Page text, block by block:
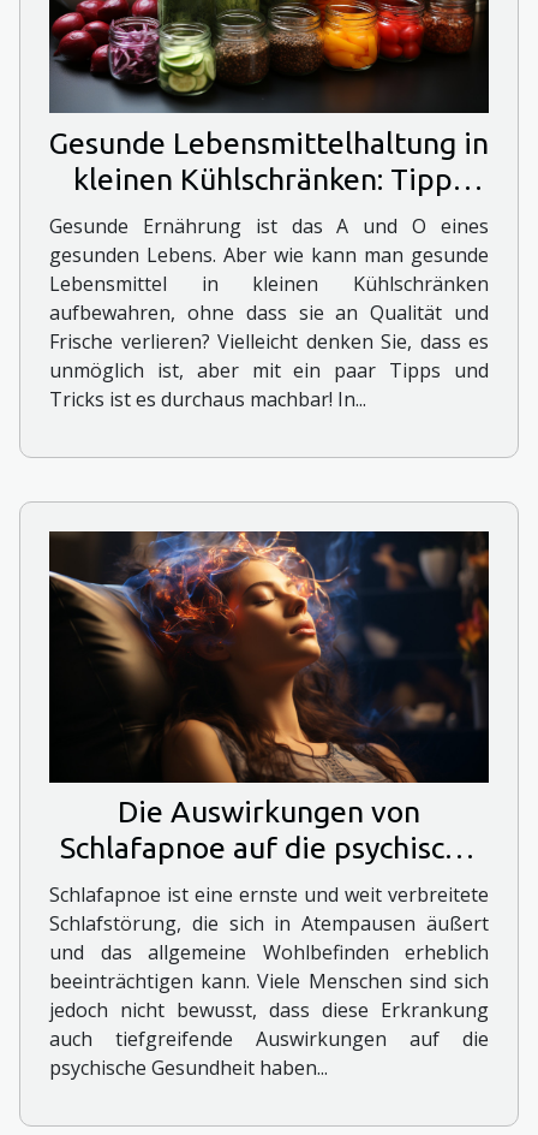
Gesunde Lebensmittelhaltung in
kleinen Kühlschränken: Tipps
und Tricks
Gesunde Ernährung ist das A und O eines
gesunden Lebens. Aber wie kann man gesunde
Lebensmittel in kleinen Kühlschränken
aufbewahren, ohne dass sie an Qualität und
Frische verlieren? Vielleicht denken Sie, dass es
unmöglich ist, aber mit ein paar Tipps und
Tricks ist es durchaus machbar! In...
Die Auswirkungen von
Schlafapnoe auf die psychische
Gesundheit
Schlafapnoe ist eine ernste und weit verbreitete
Schlafstörung, die sich in Atempausen äußert
und das allgemeine Wohlbefinden erheblich
beeinträchtigen kann. Viele Menschen sind sich
jedoch nicht bewusst, dass diese Erkrankung
auch tiefgreifende Auswirkungen auf die
psychische Gesundheit haben...